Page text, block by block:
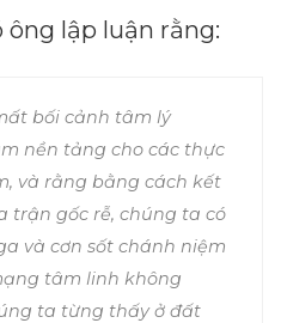
lập luận rằng:
bối cảnh tâm lý
nền tảng cho các thực
và rằng bằng cách kết
trận gốc rễ, chúng ta có
và cơn sốt chánh niệm
tâm linh không
ta từng thấy ở đất